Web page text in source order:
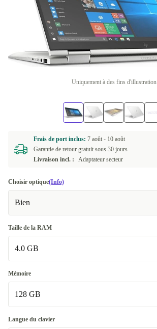
Uniquement à des fins d'illustration
Frais de port inclus: 7 août - 10 août
Garantie de retour gratuit sous 30 jours
Livraison incl. :
Adaptateur secteur
Choisir optique(Info)
Bien
Taille de la RAM
4.0 GB
4.0 GB
6.0 GB
8.0 GB
Mémoire
128 GB
128 GB
Langue du clavier